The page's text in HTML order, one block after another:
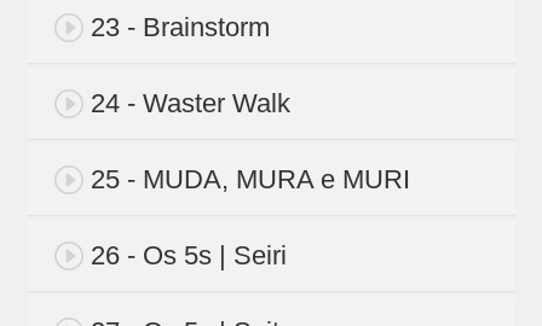
23 - Brainstorm
24 - Waster Walk
25 - MUDA, MURA e MURI
26 - Os 5s | Seiri